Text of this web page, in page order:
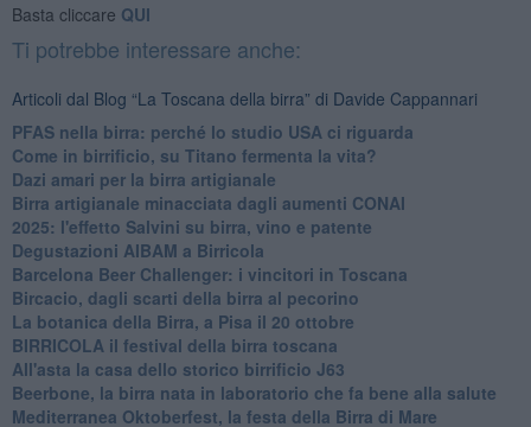
Basta cliccare QUI
Ti potrebbe interessare anche:
Articoli dal Blog “La Toscana della birra” di Davide Cappannari
​PFAS nella birra: perché lo studio USA ci riguarda
​Come in birrificio, su Titano fermenta la vita?
Dazi amari per la birra artigianale
​Birra artigianale minacciata dagli aumenti CONAI
​2025: l'effetto Salvini su birra, vino e patente
​Degustazioni AIBAM a Birricola
​Barcelona Beer Challenger: i vincitori in Toscana
Bircacio, dagli scarti della birra al pecorino
​La botanica della Birra, a Pisa il 20 ottobre
BIRRICOLA il festival della birra toscana
​All'asta la casa dello storico birrificio J63
Beerbone, la birra nata in laboratorio che fa bene alla salute
Mediterranea Oktoberfest, la festa della Birra di Mare